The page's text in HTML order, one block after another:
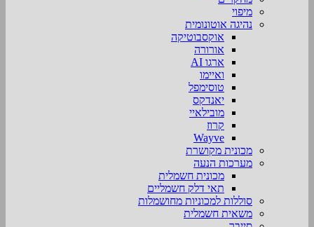
מיפוי
נהיגה אוטונומית
אוקסבוטיקה
אורורה
ארגו AI
ואיימו
טוסימפל
יאנדקס
מובילאיי
קרוז
Wayve
מכונית מקושרת
מערכות הנעה
מכונית חשמלית
תאי דלק חשמליים
סוללות למכוניות מחושמלות
משאית חשמלית